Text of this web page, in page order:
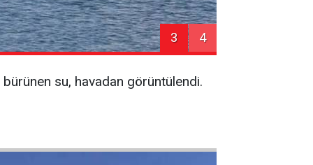
3 4
su, havadan görüntülendi.